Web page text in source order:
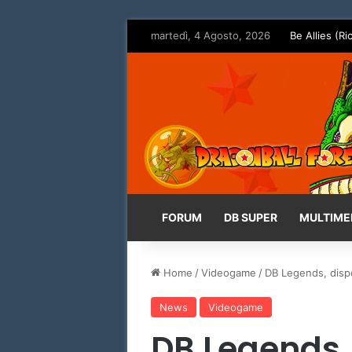
martedì, 4 Agosto, 2026 Be Allies
FORUM DB SUPER
Home /Videogame / DB Legends,
News Videogame